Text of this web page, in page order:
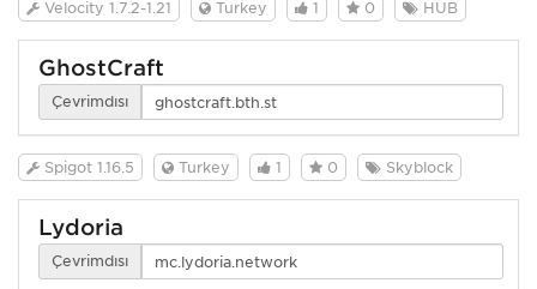
Velocity 1.7.2-1.21 Turkey 1 0 HUB
GhostCraft
Çevrimdışı
Spigot 1.16.5 Turkey 1 0 Skyblock
Lydoria
Çevrimdışı